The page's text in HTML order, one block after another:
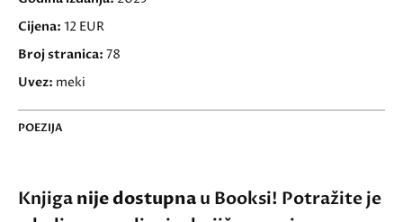
Cijena: 12 EUR
Broj stranica: 78
Uvez: meki
POEZIJA
Knjiganije dostupnau Booksi! Potražite je